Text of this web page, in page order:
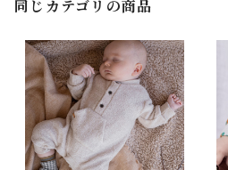
同じカテゴリの商品